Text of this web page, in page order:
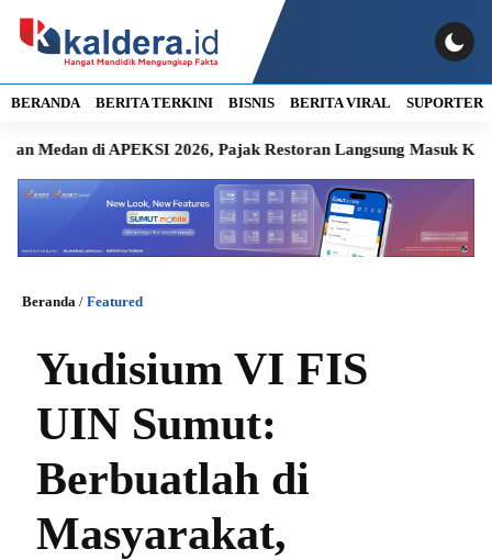
BERANDA BERITA TERKINI BISNIS BERITA VIRAL SUPORTER
di APEKSI 2026, Pajak Restoran Langsung Masuk Kas Daerah
Beranda / Featured
Yudisium VI FIS
UIN Sumut:
Berbuatlah di
Masyarakat,